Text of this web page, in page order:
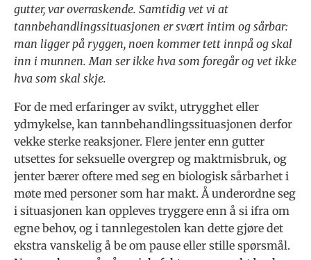
gutter, var overraskende. Samtidig vet vi at
tannbehandlingssituasjonen er svært intim og sårbar:
man ligger på ryggen, noen kommer tett innpå og skal
inn i munnen. Man ser ikke hva som foregår og vet ikke
hva som skal skje.
For de med erfaringer av svikt, utrygghet eller
ydmykelse, kan tannbehandlingssituasjonen derfor
vekke sterke reaksjoner. Flere jenter enn gutter
utsettes for seksuelle overgrep og maktmisbruk, og
jenter bærer oftere med seg en biologisk sårbarhet i
møte med personer som har makt. Å underordne seg
i situasjonen kan oppleves tryggere enn å si ifra om
egne behov, og i tannlegestolen kan dette gjøre det
ekstra vanskelig å be om pause eller stille spørsmål.